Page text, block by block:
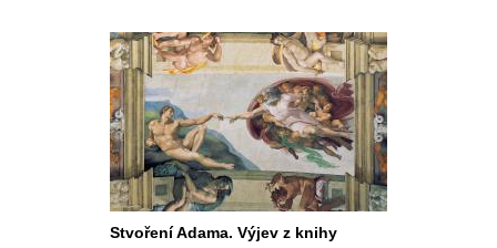
Stvoření Adama. Výjev z knihy